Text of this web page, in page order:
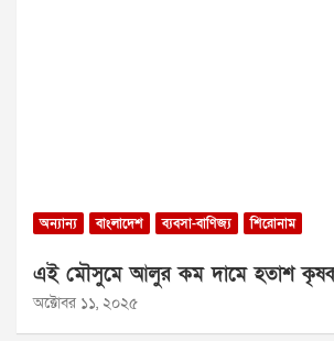
অন্যান্য বাংলাদেশ ব্যবসা-বাণিজ্য শিরোনাম
এই মৌসুমে আলুর কম দামে হতাশ
অক্টোবর ১১, ২০২৫